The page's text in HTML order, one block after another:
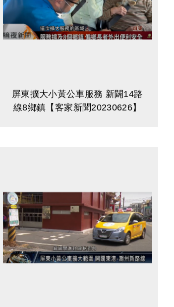
屏東擴大小黃公車服務 新闢14路
線8鄉鎮【客家新聞20230626】